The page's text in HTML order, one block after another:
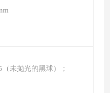
未抛光的黑球）；